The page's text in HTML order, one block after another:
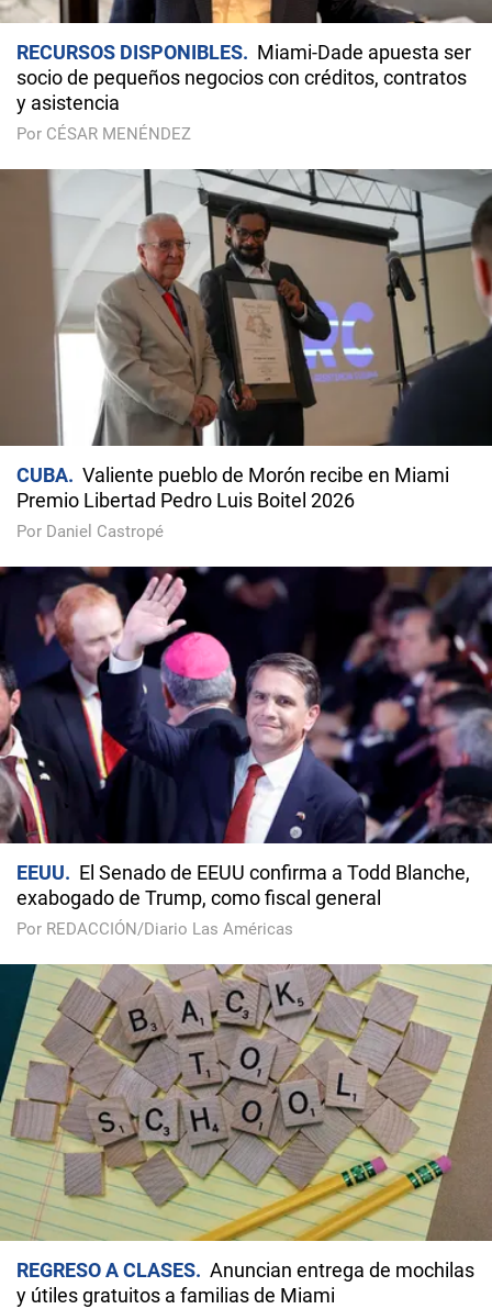
RECURSOS DISPONIBLES
Miami-Dade apuesta ser
socio de pequeños negocios con créditos, contratos
y asistencia
Por CÉSAR MENÉNDEZ
CUBA
Valiente pueblo de Morón recibe en Miami
Premio Libertad Pedro Luis Boitel 2026
Por Daniel Castropé
EEUU
El Senado de EEUU confirma a Todd Blanche,
exabogado de Trump, como fiscal general
Por REDACCIÓN/Diario Las Américas
REGRESO A CLASES
Anuncian entrega de mochilas
y útiles gratuitos a familias de Miami